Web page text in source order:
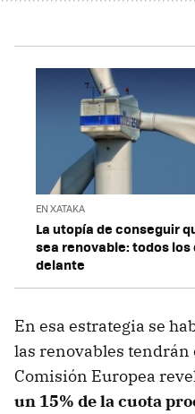
EN XATAKA
La utopía de conseguir
sea renovable: todos
delante
En esa estrategia se
las renovables tendrán
Comisión Europea
un 15% de la cuota